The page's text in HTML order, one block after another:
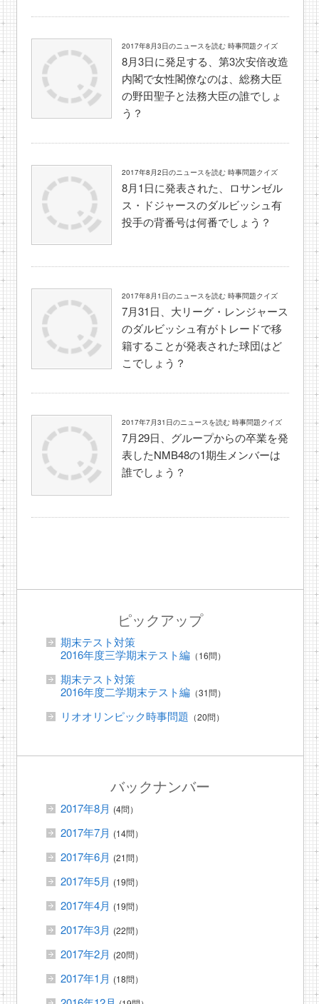
2017年8月3日のニュースを読む 時事問題クイズ
8月3日に発足する、第3次安倍改造
内閣で女性閣僚なのは、総務大臣
の野田聖子と法務大臣の誰でしょ
う？
2017年8月2日のニュースを読む 時事問題クイズ
8月1日に発表された、ロサンゼル
ス・ドジャースのダルビッシュ有
投手の背番号は何番でしょう？
2017年8月1日のニュースを読む 時事問題クイズ
7月31日、大リーグ・レンジャース
のダルビッシュ有がトレードで移
籍することが発表された球団はど
こでしょう？
2017年7月31日のニュースを読む 時事問題クイズ
7月29日、グループからの卒業を発
表したNMB48の1期生メンバーは
誰でしょう？
ピックアップ
期末テスト対策
2016年度三学期末テスト編（16問）
期末テスト対策
2016年度二学期末テスト編（31問）
リオオリンピック時事問題 （20問）
バックナンバー
2017年8月 (4問）
2017年7月 (14問）
2017年6月 (21問）
2017年5月 (19問）
2017年4月 (19問）
2017年3月 (22問）
2017年2月 (20問）
2017年1月 (18問）